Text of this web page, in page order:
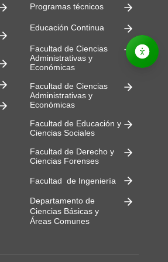
Programas técnicos
Educación Continua
Facultad de Ciencias
Administrativas y
Económicas
Facultad de Ciencias
Administrativas y
Económicas
Facultad de Educación y
Ciencias Sociales
Facultad de Derecho y
Ciencias Forenses
Facultad de Ingeniería
Departamento de
Ciencias Básicas y
Áreas Comunes